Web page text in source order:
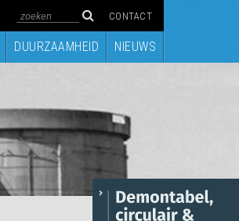
CONTACT
DUURZAAMHEID NIEUWS